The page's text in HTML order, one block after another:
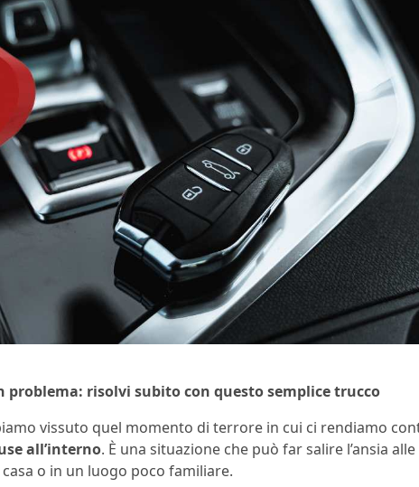
problema: risolvi subito con questo semplice trucco
vissuto quel momento di terrore in cui ci rendiamo
all’interno. È una situazione che può far salire l’ansia
o in un luogo poco familiare.